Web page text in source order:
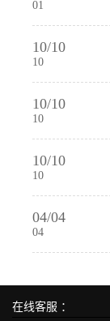
01
10/10
10
10/10
10
10/10
10
04/04
04
在线客服 ：